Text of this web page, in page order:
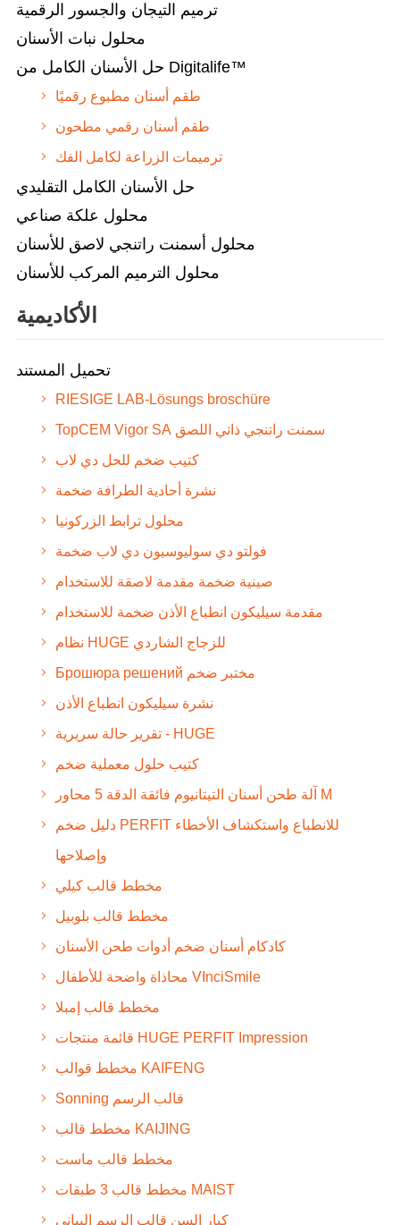
ترميم التيجان والجسور الرقمية
محلول نبات الأسنان
حل الأسنان الكامل من Digitalife™
طقم أسنان مطبوع رقميًا
طقم أسنان رقمي مطحون
ترميمات الزراعة لكامل الفك
حل الأسنان الكامل التقليدي
محلول علكة صناعي
محلول أسمنت راتنجي لاصق للأسنان
محلول الترميم المركب للأسنان
الأكاديمية
تحميل المستند
RIESIGE LAB-Lösungs broschüre
TopCEM Vigor SA سمنت راتنجي ذاتي اللصق
كتيب ضخم للحل دي لاب
نشرة أحادية الطرافة ضخمة
محلول ترابط الزركونيا
فولتو دي سوليوسيون دي لاب ضخمة
صينية ضخمة مقدمة لاصقة للاستخدام
مقدمة سيليكون انطباع الأذن ضخمة للاستخدام
نظام HUGE للزجاج الشاردي
Брошюра решений مختبر ضخم
نشرة سيليكون انطباع الأذن
تقرير حالة سريرية - HUGE
كتيب حلول معملية ضخم
آلة طحن أسنان التيتانيوم فائقة الدقة 5 محاور M
دليل ضخم PERFIT للانطباع واستكشاف الأخطاء
وإصلاحها
مخطط قالب كيلي
مخطط قالب بلوبيل
كادكام أسنان ضخم أدوات طحن الأسنان
محاذاة واضحة للأطفال VInciSmile
مخطط قالب إمبلا
قائمة منتجات HUGE PERFIT Impression
مخطط قوالب KAIFENG
Sonning قالب الرسم
مخطط قالب KAIJING
مخطط قالب ماست
مخطط قالب 3 طبقات MAIST
كبار السن قالب الرسم البياني